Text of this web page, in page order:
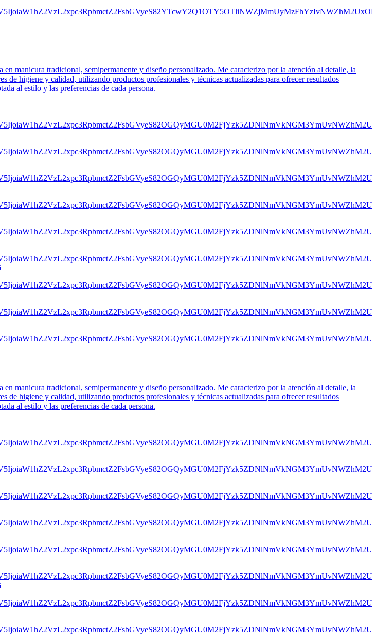
manicura tradicional, semipermanente y diseño personalizado. Me caracterizo por la atención al detalle, la
de higiene y calidad, utilizando productos profesionales y técnicas actualizadas para ofrecer resultados
al estilo y las preferencias de cada persona.
manicura tradicional, semipermanente y diseño personalizado. Me caracterizo por la atención al detalle, la
de higiene y calidad, utilizando productos profesionales y técnicas actualizadas para ofrecer resultados
al estilo y las preferencias de cada persona.